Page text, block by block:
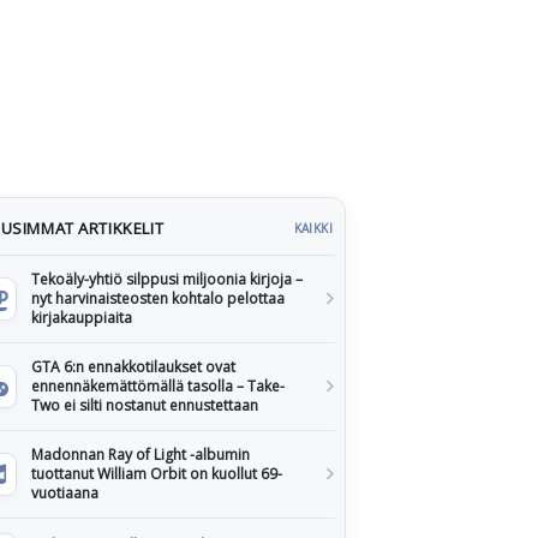
ARTIKKELIT KAIKKI
Tekoäly-yhtiö silppusi miljoonia kirjoja –
nyt harvinaisteosten kohtalo pelottaa
kirjakauppiaita
GTA 6:n ennakkotilaukset ovat
ennennäkemättömällä tasolla – Take-
Two ei silti nostanut ennustettaan
Madonnan Ray of Light -albumin
tuottanut William Orbit on kuollut 69-
vuotiaana